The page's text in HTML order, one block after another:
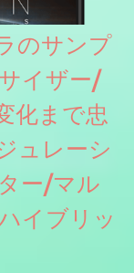
のサンプ
イザー/
化まで忠
ュレーシ
ー/マル
イブリッ